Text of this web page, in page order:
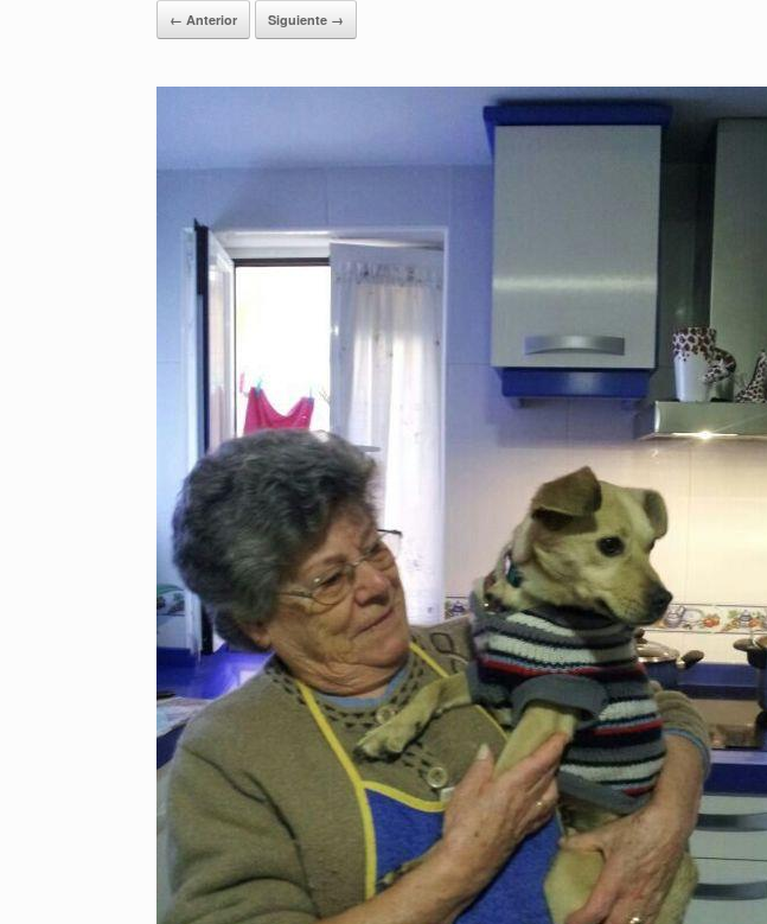
← Anterior Siguiente →